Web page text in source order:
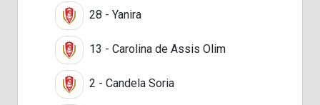
28 - Yanira
13 - Carolina de Assis Olim
2 - Candela Soria